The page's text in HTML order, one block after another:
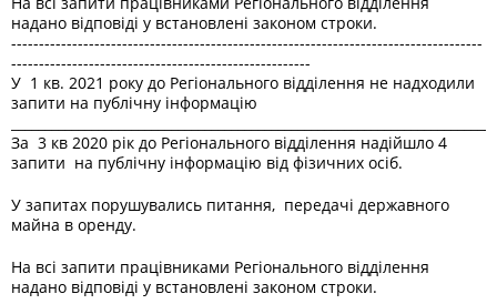
надано відповіді у встановлені законом строки.
-------------------------------------------------------------------------------------
------------------------------------------------------
У 1 кв. 2021 року до Регіонального відділення не надходили
запити на публічну інформацію
За 3 кв 2020 рік до Регіонального відділення надійшло 4
запити на публічну інформацію від фізичних осіб.
У запитах порушувались питання, передачі державного
майна в оренду.
На всі запити працівниками Регіонального відділення
надано відповіді у встановлені законом строки.